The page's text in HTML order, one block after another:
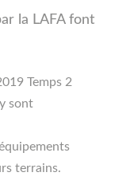
la LAFA font
Temps 2
sont
terrains.